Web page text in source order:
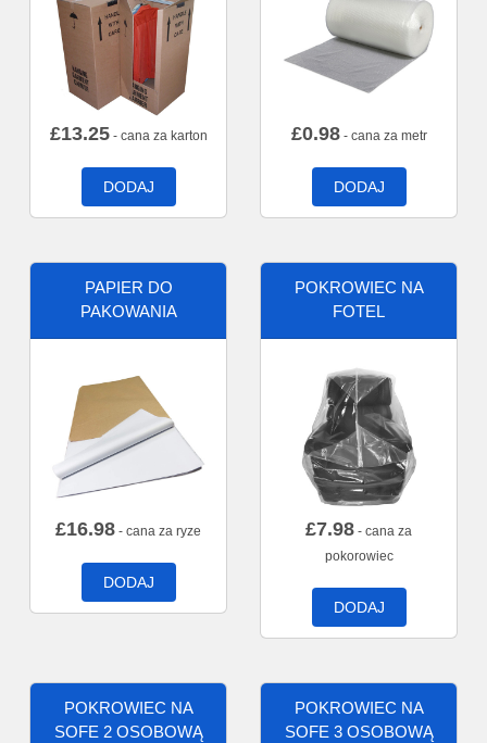
£13.25- cana za karton
DODAJ
£0.98- cana za metr
DODAJ
PAPIER DO
PAKOWANIA
£16.98 - cana za ryze
DODAJ
POKROWIEC NA
FOTEL
£7.98 - cana za
pokorowiec
DODAJ
POKROWIEC NA
SOFE 2 OSOBOWĄ
POKROWIEC NA
SOFE 3 OSOBOWĄ